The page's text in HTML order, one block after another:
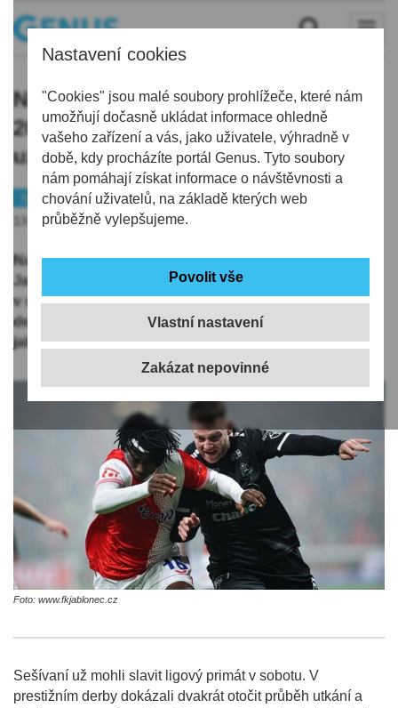
Nastavení cookies
"Cookies" jsou malé soubory prohlížeče, které nám
umožňují dočasně ukládat informace ohledně
vašeho zařízení a vás, jako uživatele, výhradně v
době, kdy procházíte portál Genus. Tyto soubory
nám pomáhají získat informace o návštěvnosti a
chování uživatelů, na základě kterých web
průběžně vylepšujeme.
Vlastní nastavení
Nadstavbová skupina pokračuje od
20.00 třetím kolem, Jablonec míří do
uzavřeného Edenu
Fotbal
Sport
13.05.2026 | 5:42
Nadstavbová skupina "O titul" pokračuje třetím kolem.
Jablonec se ve středu vydá na hřiště do Edenu, kde už
v sobotu Slavia sahala po jistotě titulu. Po kontumaci
derby je ovšem vše stále otevřené, stejně jako
jablonecký boj o čtvrté místo.
Foto: www.fkjablonec.cz
Sešívaní už mohli slavit ligový primát v sobotu. V
prestižním derby dokázali dvakrát otočit průběh utkání a